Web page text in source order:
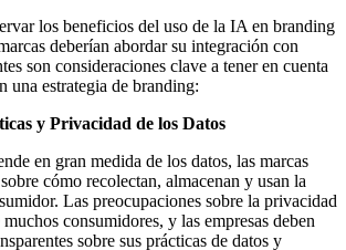
los beneficios del uso de la IA en branding
deberían abordar su integración con
son consideraciones clave a tener en cuenta
una estrategia de branding:
y Privacidad de los Datos
en gran medida de los datos, las marcas
cómo recolectan, almacenan y usan la
Las preocupaciones sobre la privacidad
consumidores, y las empresas deben
sobre sus prácticas de datos y